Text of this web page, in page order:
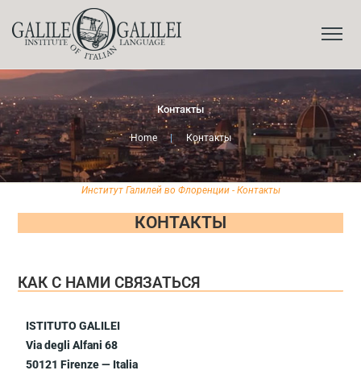
Контакты
Home | Контакты
Институт Галилей во Флоренции - Контакты
КОНТАКТЫ
КАК С НАМИ СВЯЗАТЬСЯ
ISTITUTO GALILEI
Via degli Alfani 68
50121 Firenze — Italia